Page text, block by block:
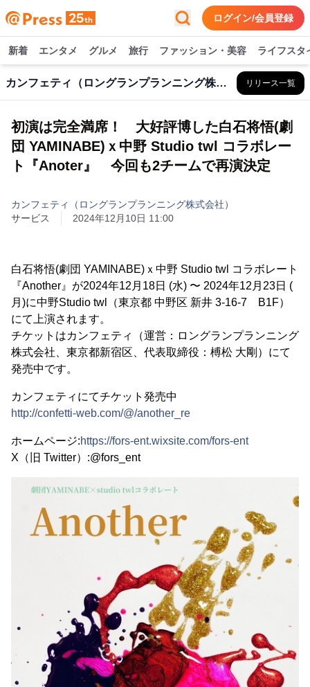
ログイン/会員登録
新着 エンタメ グルメ 旅行 ファッション・美容 ライフスタ
カンフェティ（ロングランプランニング株式会社） リリース一覧
初演は完全満席！ 大好評博した白石将悟(劇
団 YAMINABE)ｘ中野 Studio twl コラボレー
ト『Anoter』 今回も2チームで再演決定
カンフェティ（ロングランプランニング株式会社）
サービス
2024年12月10日 11:00
白石将悟(劇団 YAMINABE)ｘ中野 Studio twl コラボレート
『Another』が2024年12月18日 (水) 〜 2024年12月23日 (
月)に中野Studio twl（東京都 中野区 新井 3-16-7 B1F）
にて上演されます。
チケットはカンフェティ（運営：ロングランプランニング
株式会社、東京都新宿区、代表取締役：榑松 大剛）にて
発売中です。
カンフェティにてチケット発売中
http://confetti-web.com/@/another_re
ホームページ:https://fors-ent.wixsite.com/fors-ent
X（旧 Twitter）:@fors_ent